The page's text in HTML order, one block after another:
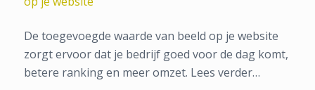
De toegevoegde waarde van beeld op je website
zorgt ervoor dat je bedrijf goed voor de dag komt,
betere ranking en meer omzet. Lees verder…